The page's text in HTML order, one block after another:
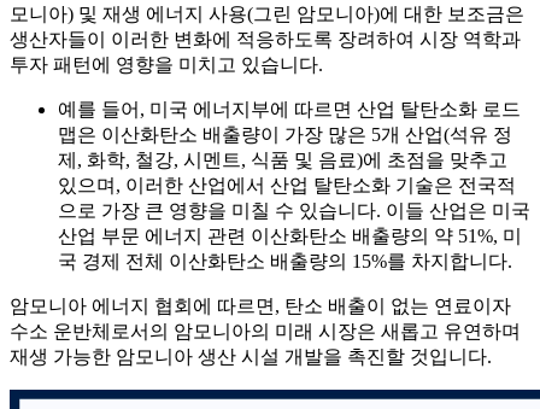
모니아) 및 재생 에너지 사용(그린 암모니아)에 대한 보조금은
생산자들이 이러한 변화에 적응하도록 장려하여 시장 역학과
투자 패턴에 영향을 미치고 있습니다.
예를 들어, 미국 에너지부에 따르면 산업 탈탄소화 로드
맵은 이산화탄소 배출량이 가장 많은 5개 산업(석유 정
제, 화학, 철강, 시멘트, 식품 및 음료)에 초점을 맞추고
있으며, 이러한 산업에서 산업 탈탄소화 기술은 전국적
으로 가장 큰 영향을 미칠 수 있습니다. 이들 산업은 미국
산업 부문 에너지 관련 이산화탄소 배출량의 약 51%, 미
국 경제 전체 이산화탄소 배출량의 15%를 차지합니다.
암모니아 에너지 협회에 따르면, 탄소 배출이 없는 연료이자
수소 운반체로서의 암모니아의 미래 시장은 새롭고 유연하며
재생 가능한 암모니아 생산 시설 개발을 촉진할 것입니다.